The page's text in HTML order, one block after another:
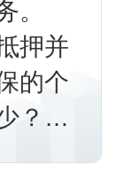
。
押并
的个
？按